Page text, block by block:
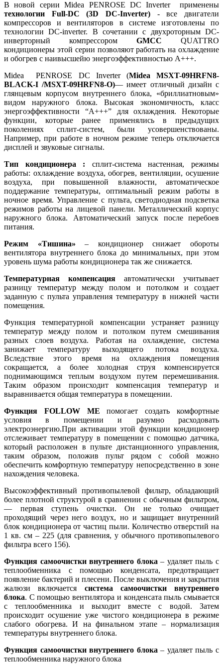
В новой серии Midea PENROSE DC Inverter применены
технологии Full-DC (3D DC-Inverter) - все двигатели
компрессоров и вентиляторов в системе изготовлены по
технологии DC-inverter. В сочетании с двухроторным DC-
инверторный компрессором GMCC QUATTRO
кондиционеры этой серии позволяют работать на охлаждение
и обогрев с наивысшейю энергоэффективностью А+++.
Midea PENROSE DC Inverter (Midea MSXT-09HRFN8-
BLACK-I /MSXT-09HRFN8-O)— имеет отличный дизайн с
глянцевым корпусом внутреннего блока, «бриллиатновым»
видом наружного блока. Высокая экономичность, класс
энергоэффективности “A+++” для охлаждения. Некоторые
функции, которые ранее применялись в предыдущих
поколениях сплит-систем, были усовершенствованы.
Например, при работе в ночном режиме теперь отключается
дисплей и звуковые сигналы.
Тип кондиционера : сплит-система настенная, режимы
работы: охлаждение воздуха, обогрев, вентиляции, осушение
воздуха, при повышенной влажности, автоматическое
поддержание температуры, оптимальный режим работы в
ночное время. Управление с пульта, светодиодная подсветка
режимов работы на лицевой панели. Металлический корпус
наружного блока. Автоматический запуск после перебоев
питания.
Режим «Тишина» – кондиционер снижает обороты
вентилятора внутреннего блока до минимальных, при этом
уровень шума работы кондиционера так же снижается.
Температурная компенсация автоматически учитывает
разницу температур между полом и потолком и создает
заданную с пульта управления температуру в нижней части
помещения.
Функция температурной компенсации устраняет разницу
температур между полом и потолком путем смешивания
разных слоев воздуха. Работая на охлаждение, система
занижает температуру выходящего потока воздуха.
Вследствие этого время на охлаждения помещения
сокращается, а более холодная струя компенсируется
поднимающимся теплым воздухом путем перемешивания.
Таким образом происходит компенсация температур и
выравнивается общая температура в помещении.
Функция
FOLLOW ME помогает создать комфортные
условия в помещении и разумно расходовать
электроэнергию.При активации этой функции кондиционер
отслеживает температуру в помещении с помощью датчика,
который расположен в пульте дистанционного управления,
таким образом, положив пульт рядом с собой можно
обеспечить комфортную температуру непосредственно в зоне
нахождения человека.
Высокоэффективный противопылевой фильтр, обладающий
более плотной структурой в сравнении с обычным фильтром,
— первая ступень очистки. Он не только очищает
проходящий через него воздух, но и защищает внутренний
блок кондиционера от частиц пыли. Количество отверстий на
1 кв. см – 225 (для сравнения, у обычного противопылевого
фильтра всего 156).
Функция самоочистки внутреннего блока – удаляет пыль с
теплообменника с помощью конденсата, предотвращает
появление бактерий и плесени. После выключения и закрытия
жалюзи включается система самоочистки внутреннего
блока. С помощью вентилятора и конденсата пыль смывается
с теплообменника и выходит вместе с водой. Затем
происходит осушение уже чистого кондиционера в режиме
слабого обогрева. И на финальном этапе – нормализация
температуры внутреннего блока.
Функция самоочистки внутреннего блока – удаляет пыль с
теплообменника наружного блока